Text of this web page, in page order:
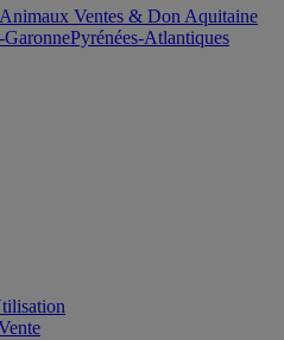
Animaux Ventes & Don Aquitaine
Pyrénées-Atlantiques